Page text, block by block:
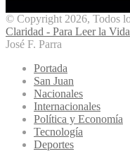
© Copyright 2026, Todos
Claridad - Para Leer la Vida
José F. Parra
Portada
San Juan
Nacionales
Internacionales
Política y Economía
Tecnología
Deportes